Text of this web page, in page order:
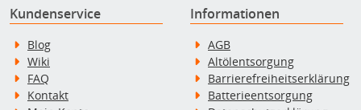
Kundenservice
Blog
Wiki
FAQ
Kontakt
Informationen
AGB
Altölentsorgung
Barrierefreiheitserklärung
Batterieentsorgung